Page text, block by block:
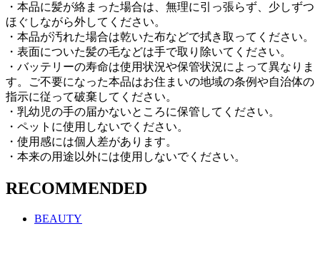
・本品に髪が絡まった場合は、無理に引っ張らず、少しずつ
ほぐしながら外してください。
・本品が汚れた場合は乾いた布などで拭き取ってください。
・表面についた髪の毛などは手で取り除いてください。
・バッテリーの寿命は使用状況や保管状況によって異なりま
す。ご不要になった本品はお住まいの地域の条例や自治体の
指示に従って破棄してください。
・乳幼児の手の届かないところに保管してください。
・ペットに使用しないでください。
・使用感には個人差があります。
・本来の用途以外には使用しないでください。
RECOMMENDED
BEAUTY